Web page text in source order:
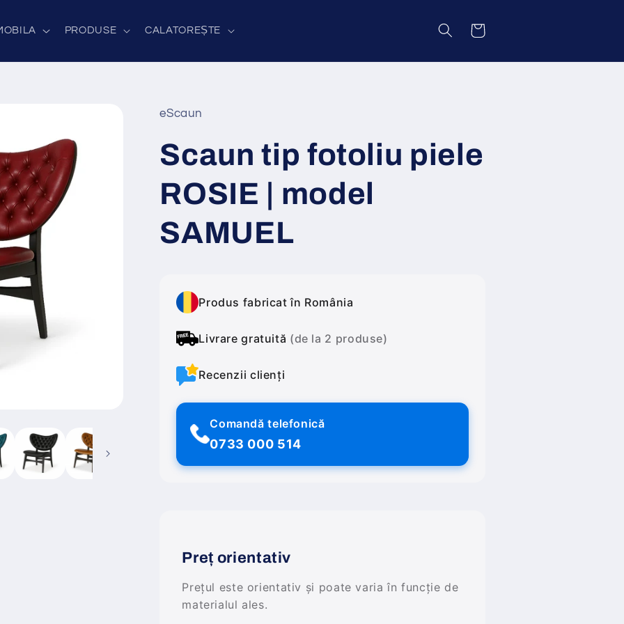
PRODUSE CALATOREȘTE Coș
eScaun
Scaun tip fotoliu piele
ROSIE | model
SAMUEL
Produs fabricat în România
Livrare gratuită (de la 2 produse)
Recenzii clienți
Comandă telefonică
0733 000 514
Preț orientativ
Prețul este orientativ și poate varia în funcție de
materialul ales.